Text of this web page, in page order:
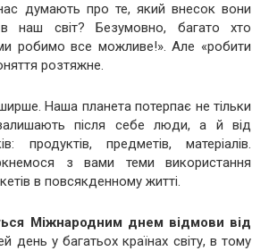
думають про те, який внесок вони
наш світ? Безумовно, багато хто
ми робимо все можливе!». Але «робити
розтяжне.
Наша планета потерпає не тільки
після себе люди, а й від
продуктів, предметів, матеріалів.
з вами теми використання
в повсякденному житті.
Міжнародним днем ​​відмови від
день у багатьох країнах світу, в тому